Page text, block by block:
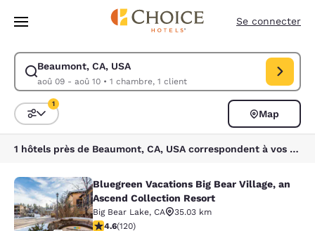
Sauter à Contenu Principal
Se connecter
Beaumont, CA, USA
aoû 09 - aoû 10• 1 chambre, 1 client
Modifier la recherche pour Beaumont, CA, USA. Date d’arrivée aoû
Triez et filtrez
1
Map
1 hôtels près de Beaumont, CA, USA correspondent à vos filtres
Bluegreen Vacations Big Bear
Bluegreen Vacations Big Bear Village, an
Ascend Collection Resort
Big Bear Lake, CA
35.03 km
4.63 étoiles. Exceptionnel. 120 commentaires
4.6(120)